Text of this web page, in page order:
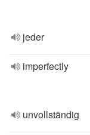
jeder
imperfectly
unvollständig